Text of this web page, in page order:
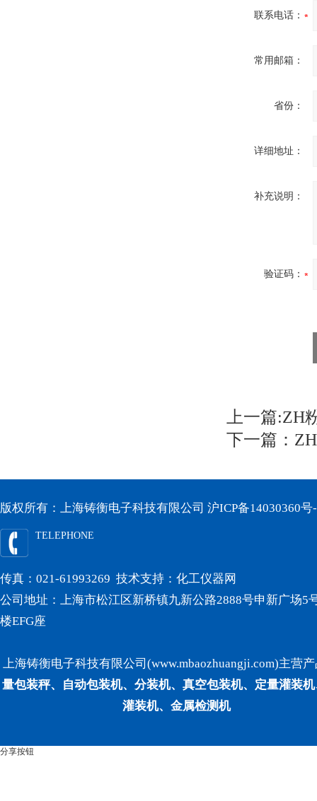
联系电话：
常用邮箱：
省份：
详细地址：
补充说明：
验证码：
上一篇:ZH
下一篇：
版权所有：上海铸衡电子科技有限公司 沪ICP备14030360号
TELEPHONE
传真：021-61993269 技术支持： 化工仪器网
公司地址：上海市松江区新桥镇九新公路2888号申新广场5
楼EFG座
上海铸衡电子科技有限公司(www.mbaozhuangji.com)主营
量包装秤、自动包装机、分装机、真空包装机、定量灌装
灌装机、金属检测机
分享按钮